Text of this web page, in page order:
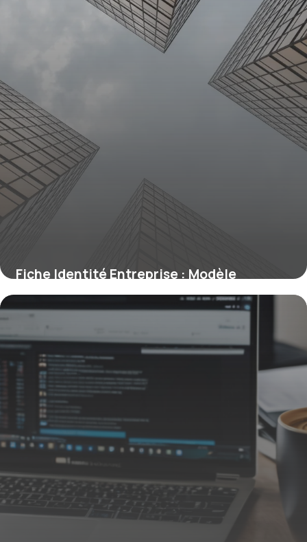
Fiche Identité Entreprise : Modèle
Complet